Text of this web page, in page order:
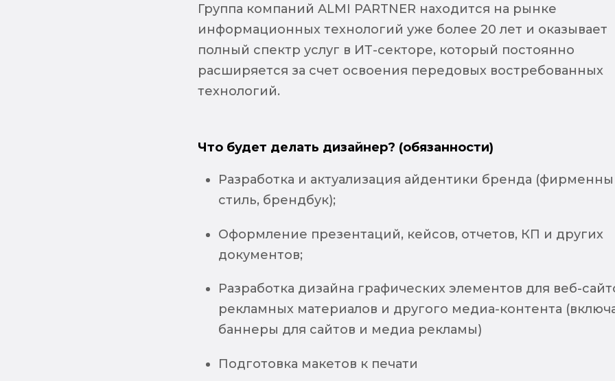
Группа компаний ALMI PARTNER находится на рынке
информационных технологий уже более 20 лет и оказывает
полный спектр услуг в ИТ-секторе, который постоянно
расширяется за счет освоения передовых востребованных
технологий.
Что будет делать дизайнер? (обязанности)
Разработка и актуализация айдентики бренда
стиль, брендбук);
Оформление презентаций, кейсов, отчетов, КП и других
документов;
Разработка дизайна графических элементов для веб-
рекламных материалов и другого медиа-контента
баннеры для сайтов и медиа рекламы)
Подготовка макетов к печати